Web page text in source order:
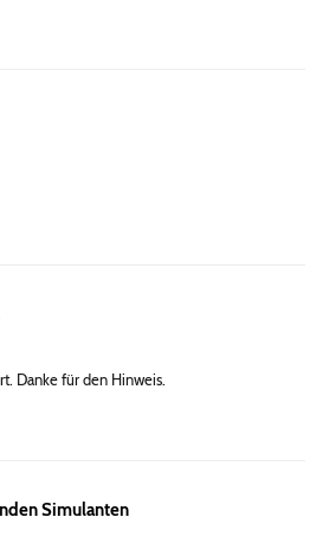
Danke für den Hinweis.
Simulanten